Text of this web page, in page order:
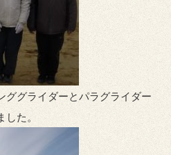
ググライダーとパラグライダー
た。